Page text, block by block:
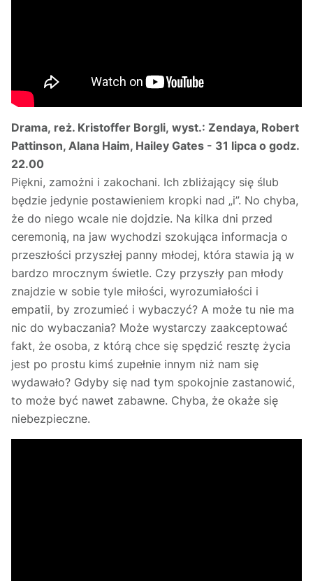
Drama, reż. Kristoffer Borgli, wyst.: Zendaya, Robert
Pattinson, Alana Haim, Hailey Gates - 31 lipca o godz.
22.00
Piękni, zamożni i zakochani. Ich zbliżający się ślub
będzie jedynie postawieniem kropki nad „i”. No chyba,
że do niego wcale nie dojdzie. Na kilka dni przed
ceremonią, na jaw wychodzi szokująca informacja o
przeszłości przyszłej panny młodej, która stawia ją w
bardzo mrocznym świetle. Czy przyszły pan młody
znajdzie w sobie tyle miłości, wyrozumiałości i
empatii, by zrozumieć i wybaczyć? A może tu nie ma
nic do wybaczania? Może wystarczy zaakceptować
fakt, że osoba, z którą chce się spędzić resztę życia
jest po prostu kimś zupełnie innym niż nam się
wydawało? Gdyby się nad tym spokojnie zastanowić,
to może być nawet zabawne. Chyba, że okaże się
niebezpieczne.